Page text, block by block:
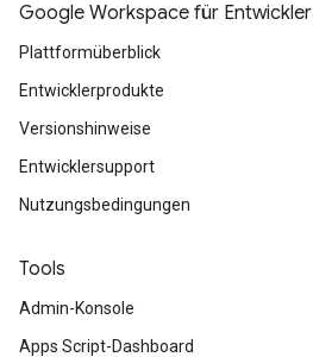
Google Workspace für Entwickler
Plattformüberblick
Entwicklerprodukte
Versionshinweise
Entwicklersupport
Nutzungsbedingungen
Tools
Admin-Konsole
Apps Script-Dashboard